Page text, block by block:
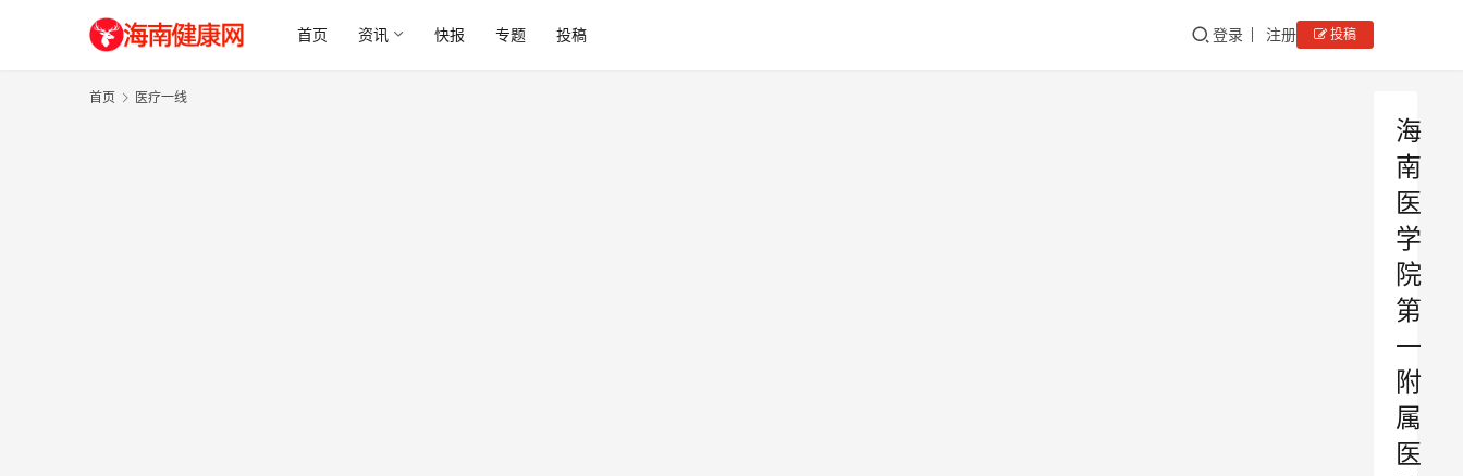
首页 资讯 快报 专题 投稿 登录 注册 投稿
首页 医疗一线
海
南
医
学
院
第
一
附
属
医